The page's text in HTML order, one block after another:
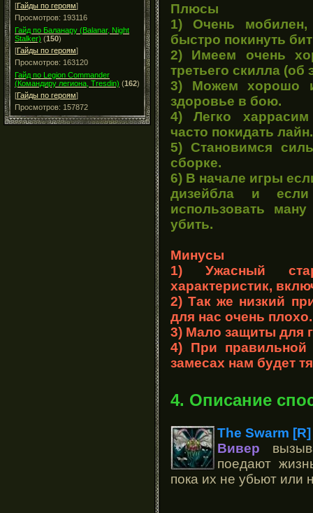
[Гайды по героям]
Просмотров: 193116
Гайд по Баланару (Balanar, Night
Stalker) (150)
[Гайды по героям]
Просмотров: 163120
Гайд по Legion Commander
(Командиру легиона, Tresdin) (162)
[Гайды по героям]
Просмотров: 157872
Плюсы
1) Очень
быстро покинуть
2) Имеем очень
третьего скилла (об
3) Можем хорошо
здоровье в бою.
4) Легко харрасим
часто покидать лайн.
5) Становимся
сборке.
6) В начале игры
дизейбла и
использовать
убить.
Минусы
1) Ужасный
характеристик,
2) Так же низкий
для нас очень плохо.
3) Мало защиты для
4) При правильной
замесах нам будет
4. Описание
The Swarm [R]
Вивер
поедают
пока их не убьют или